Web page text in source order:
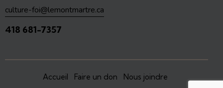
culture-foi@lemontmartre.ca
418 681-7357
Accueil Faire un don Nous joindre